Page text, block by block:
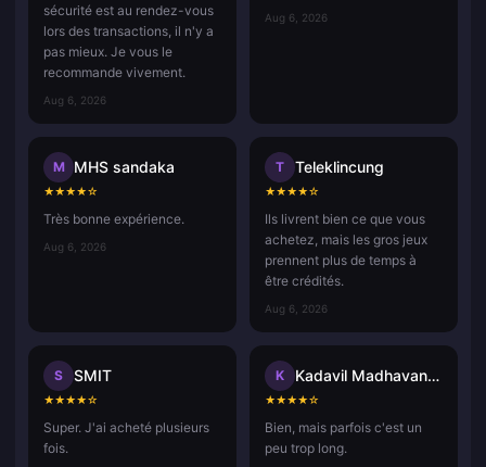
sécurité est au rendez-vous
lors des transactions, il n'y a
pas mieux. Je vous le
recommande vivement.
Aug 6, 2026
Aug 6, 2026
M MHS sandaka
★★★★☆
Très bonne expérience.
Aug 6, 2026
T Teleklincung
★★★★☆
Ils livrent bien ce que vous
achetez, mais les gros jeux
prennent plus de temps à
être crédités.
Aug 6, 2026
S SMIT
★★★★☆
Super. J'ai acheté plusieurs
fois.
K Kadavil Madhavan Harikrishnan
★★★★☆
Bien, mais parfois c'est un
peu trop long.